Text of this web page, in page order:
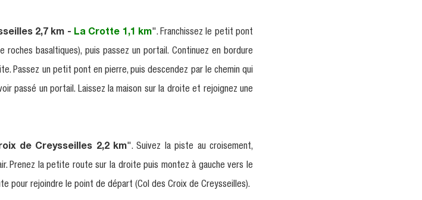
2,7 km - La Crotte 1,1 km". Franchissez le petit pont
basaltiques), puis passez un portail. Continuez en bordure
Passez un petit pont en pierre, puis descendez par le chemin qui
passé un portail. Laissez la maison sur la droite et rejoignez une
de Creysseilles 2,2 km". Suivez la piste au croisement,
Prenez la petite route sur la droite puis montez à gauche vers le
pour rejoindre le point de départ (Col des Croix de Creysseilles).